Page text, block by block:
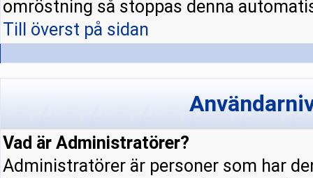
omröstning så stoppas denna
Till överst på sidan
Vad är Administratörer?
Administratörer är personer som har